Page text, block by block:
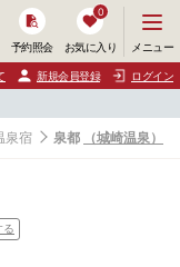
予約照会 お気に入り
0
ニ
ュ
ー
開
く
メニュー
新規会員登録 ログイン
泉宿 泉都 （城崎温泉）
る